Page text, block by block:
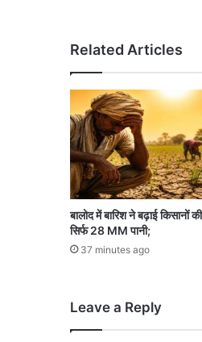
A
T
क
गी
9
,
0
0
0
क
र्म
की
छं
Related Articles
बालोद में बारिश ने बढ़ाई किसानों
सिर्फ 28 MM पानी;
37 minutes ago
Leave a Reply